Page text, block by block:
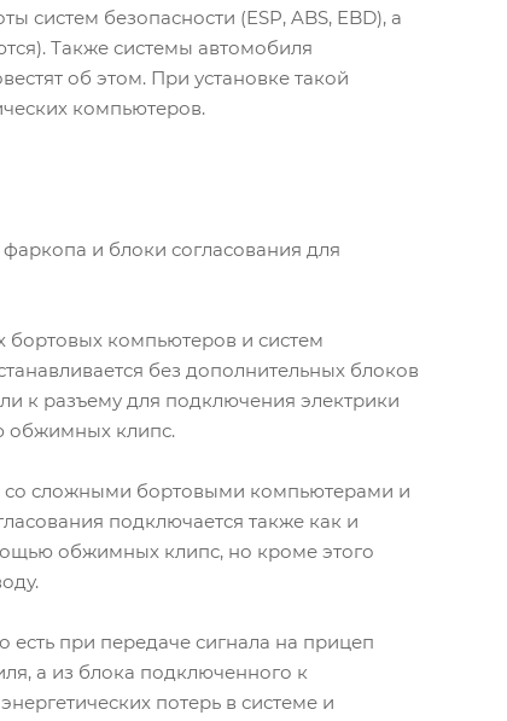
систем безопасности (ESP, ABS, EBD), а
Также системы автомобиля
об этом. При установке такой
компьютеров.
и блоки согласования для
компьютеров и систем
без дополнительных блоков
к разъему для подключения электрики
обжимных клипс.
со сложными бортовыми компьютерами и
подключается также как и
обжимных клипс, но кроме этого
есть при передаче сигнала на прицеп
а из блока подключенного к
потерь в системе и